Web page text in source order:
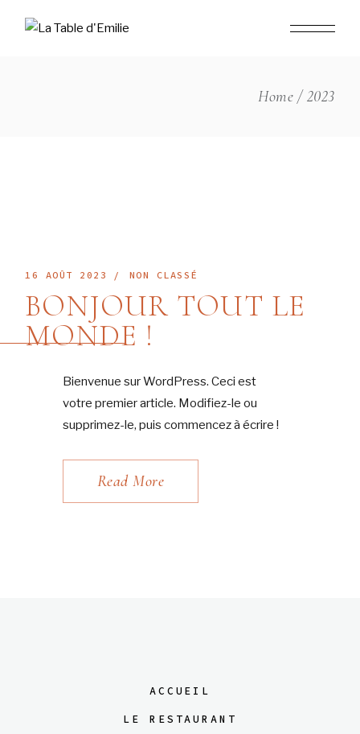
Home 2023
16 AOÛT 2023 NON CLASSÉ
BONJOUR TOUT LE
MONDE !
Bienvenue sur WordPress. Ceci est
votre premier article. Modifiez-le ou
supprimez-le, puis commencez à écrire !
Read More
ACCUEIL
LE RESTAURANT